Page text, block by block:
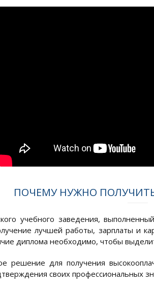
ПОЧЕМУ НУЖНО
учебного заведения,
лучшей работы, зарплаты и
диплома необходимо, чтобы
решение для получения
своих профессиональных